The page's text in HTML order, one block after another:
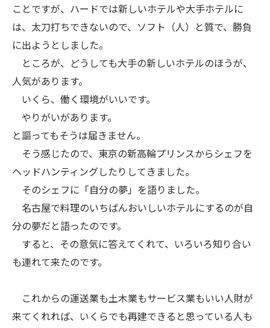
ことですが、ハードでは新しいホテルや大手ホテルに
は、太刀打ちできないので、ソフト（人）と質で、勝負
に出ようとしました。
ところが、どうしても大手の新しいホテルのほうが、
人気があります。
いくら、働く環境がいいです。
やりがいがあります。
と謳ってもそうは届きません。
そう感じたので、東京の新高輪プリンスからシェフを
ヘッドハンティングしたりしてきました。
そのシェフに「自分の夢」を語りました。
名古屋で料理のいちばんおいしいホテルにするのが自
分の夢だと語ったのです。
すると、その意気に答えてくれて、いろいろ知り合い
も連れて来たのです。
これからの運送業も土木業もサービス業もいい人財が
来てくれれば、いくらでも再建できると思っている人も